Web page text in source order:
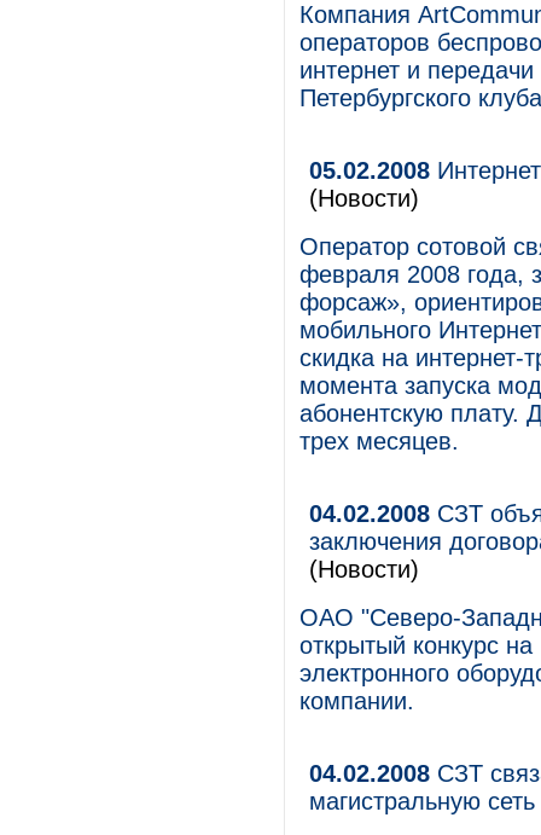
Компания
операторов
интернет и
Петербургского
05.02.2008
(Новости)
Оператор сотовой
февраля 2008 года,
форсаж»,
мобильного
скидка на
момента запуска
абонентскую плату.
трех месяцев.
04.02.2008 СЗТ
заключения
(Новости)
ОАО "Северо-
открытый конкурс
электронного
компании.
04.02.2008 СЗТ
магистральную сеть